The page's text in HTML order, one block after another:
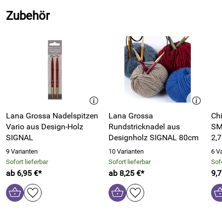
ColourLab DK Uni von West Yorkshire Spinners im Überblick:
100g Knäuel
Lauflänge:225m = 100g
Nadelstärke: 4mm
Maschenprobe: 10cm x 10cm= 22M x 28R
Pflegeempfehlungen:Maschinenwäsche/
Wollwaschgang 40°C
Materialverbrauch (lt. Hersteller): Damenpullover 38 ca.
500g
Materialherkunft lt. Hersteller: United Kingdom
Bitte beachten Sie auch unsere weiteren Garne der West
Yorkshire Spinners, insbesondere die tollen Sockengarne mit
30% BFL.
Zubehör
Lana Grossa Nadelspitzen
Vario aus Design-Holz
SIGNAL
9 Varianten
Sofort lieferbar
ab 6,95 €*
Lana Grossa
Rundstricknadel aus
Designholz SIGNAL 80cm
10 Varianten
Sofort lieferbar
ab 8,25 €*
6